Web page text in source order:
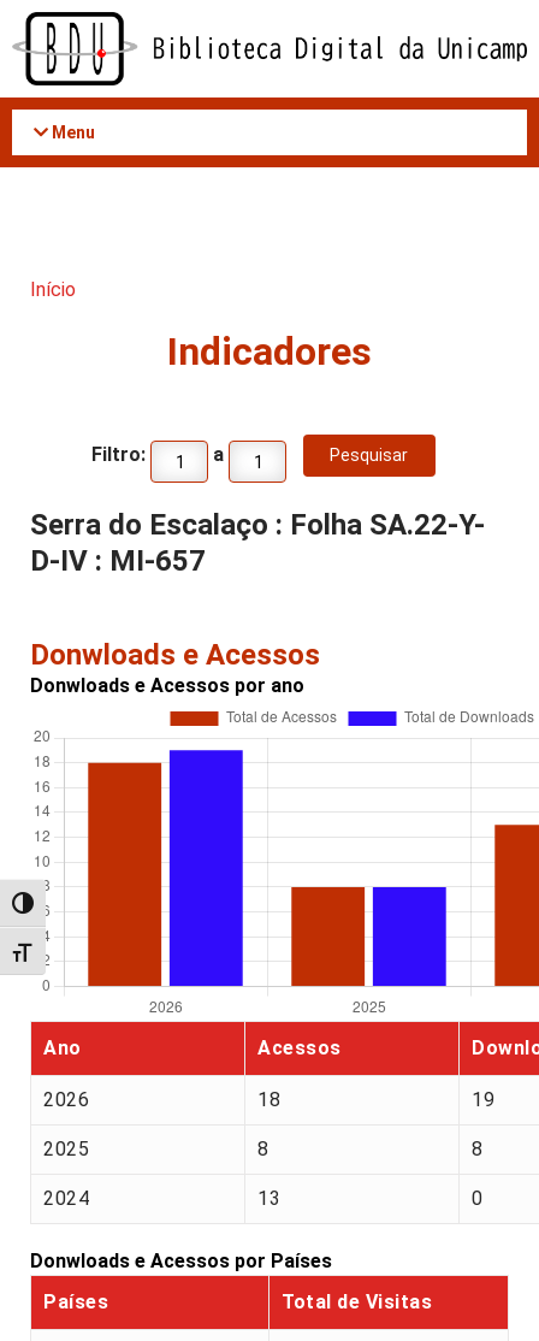
Acessar
conteúdo
Alternar alto contraste
Alternar tamanho da fonte
Menu
Início
Indicadores
Filtro: a
Serra do Escalaço : Folha SA.22-Y-
D-IV : MI-657
Donwloads e Acessos
Donwloads e Acessos por ano
Ano Acessos
2026 18 19
2025 8 8
2024 13 0
Donwloads e Acessos por Países
Países
Total de Visitas